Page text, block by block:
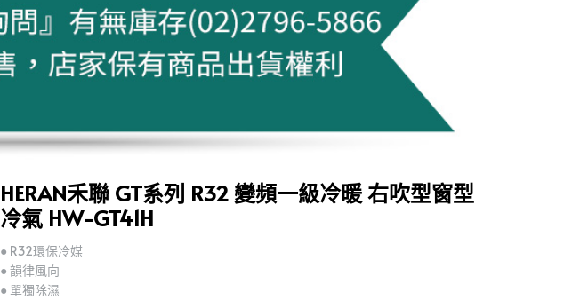
HERAN禾聯 GT系列 R32 變頻一級冷暖 右吹型窗型
冷氣 HW-GT41H
● R32環保冷媒
● 韻律風向
● 單獨除濕